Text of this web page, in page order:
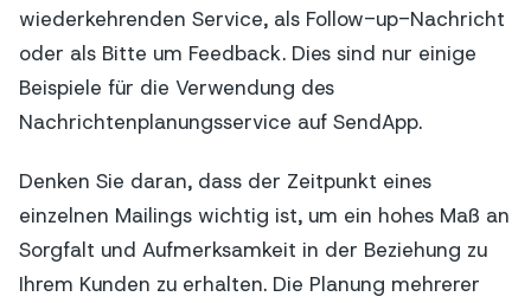
wiederkehrenden Service, als Follow-up-Nachricht
oder als Bitte um Feedback. Dies sind nur einige
Beispiele für die Verwendung des
Nachrichtenplanungsservice auf SendApp.
Denken Sie daran, dass der Zeitpunkt eines
einzelnen Mailings wichtig ist, um ein hohes Maß an
Sorgfalt und Aufmerksamkeit in der Beziehung zu
Ihrem Kunden zu erhalten. Die Planung mehrerer